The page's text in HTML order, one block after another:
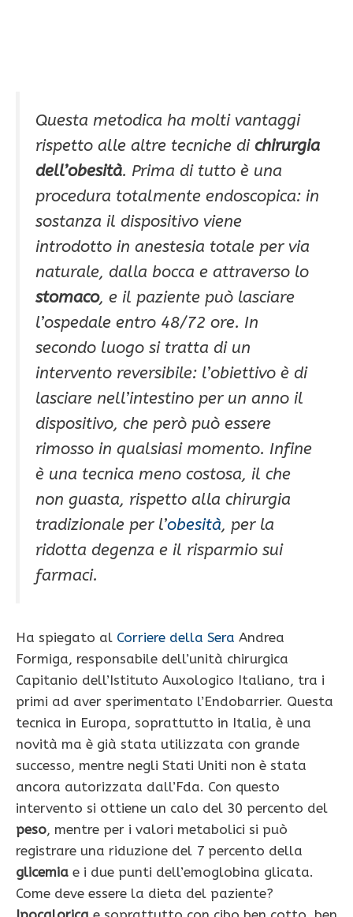
Questa metodica ha molti vantaggi
rispetto alle altre tecniche di chirurgia
dell’obesità. Prima di tutto è una
procedura totalmente endoscopica: in
sostanza il dispositivo viene
introdotto in anestesia totale per via
naturale, dalla bocca e attraverso lo
stomaco, e il paziente può lasciare
l’ospedale entro 48/72 ore. In
secondo luogo si tratta di un
intervento reversibile: l’obiettivo è di
lasciare nell’intestino per un anno il
dispositivo, che però può essere
rimosso in qualsiasi momento. Infine
è una tecnica meno costosa, il che
non guasta, rispetto alla chirurgia
tradizionale per l’obesità, per la
ridotta degenza e il risparmio sui
farmaci.
Ha spiegato al Corriere della Sera Andrea
Formiga, responsabile dell’unità chirurgica
Capitanio dell’Istituto Auxologico Italiano, tra i
primi ad aver sperimentato l’Endobarrier. Questa
tecnica in Europa, soprattutto in Italia, è una
novità ma è già stata utilizzata con grande
successo, mentre negli Stati Uniti non è stata
ancora autorizzata dall’Fda. Con questo
intervento si ottiene un calo del 30 percento del
peso, mentre per i valori metabolici si può
registrare una riduzione del 7 percento della
glicemia e i due punti dell’emoglobina glicata.
Come deve essere la dieta del paziente?